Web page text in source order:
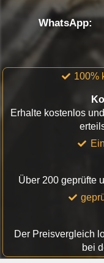
WhatsApp:
100%
Erhalte kostenlos
Über 200 geprüfte
Der Preisvergleich
bei